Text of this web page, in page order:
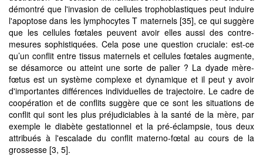
démontré que l'invasion de cellules trophoblastiques peut induire
l'apoptose dans les lymphocytes T maternels [35], ce qui suggère
que les cellules fœtales peuvent avoir elles aussi des contre-
mesures sophistiquées. Cela pose une question cruciale: est-ce
qu’un conflit entre tissus maternels et cellules fœtales augmente,
se désamorce ou atteint une sorte de palier ? La dyade mère-
fœtus est un système complexe et dynamique et il peut y avoir
d'importantes différences individuelles de trajectoire. Le cadre de
coopération et de conflits suggère que ce sont les situations de
conflit qui sont les plus préjudiciables à la santé de la mère, par
exemple le diabète gestationnel et la pré-éclampsie, tous deux
attribués à l'escalade du conflit materno-fœtal au cours de la
grossesse [3, 5].